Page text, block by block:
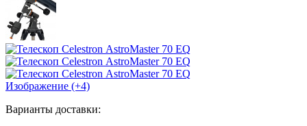
Изображение (+4)
Варианты доставки: